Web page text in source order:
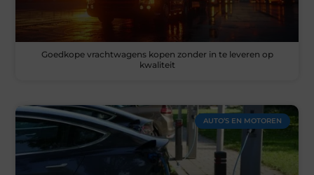
Goedkope vrachtwagens kopen zonder in te leveren op
kwaliteit
AUTO’S EN MOTOREN